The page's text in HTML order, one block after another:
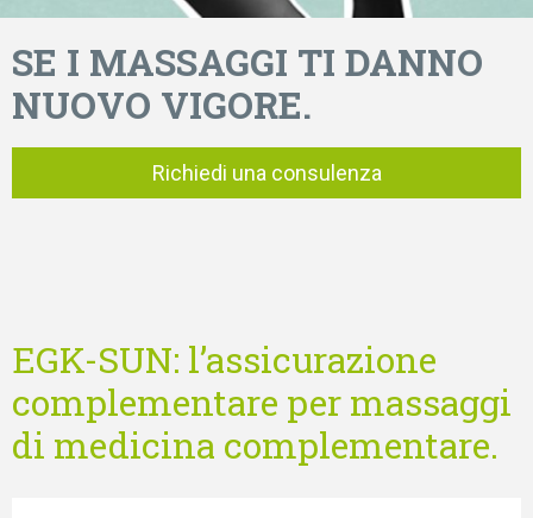
SE I MASSAGGI TI DANNO
NUOVO VIGORE.
Richiedi una consulenza
EGK-SUN: l’assicurazione
complementare per massaggi
di medicina complementare.